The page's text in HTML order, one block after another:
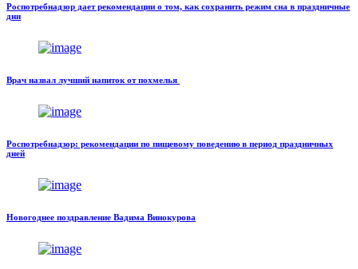
Роспотребнадзор дает рекомендации о том, как сохранить режим сна в праздничные
дни
Врач назвал лучший напиток от похмелья
Роспотребнадзор: рекомендации по пищевому поведению в период праздничных
дней
Новогоднее поздравление Вадима Винокурова